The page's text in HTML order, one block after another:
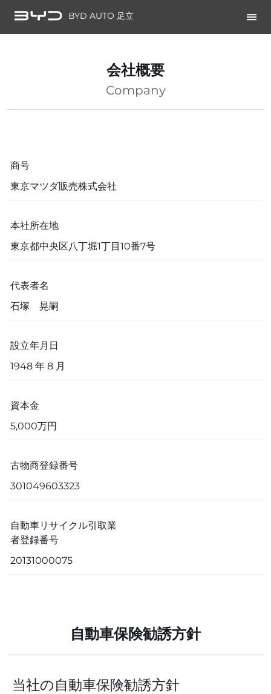
BYD AUTO 足立
会社概要
Company
商号
東京マツダ販売株式会社
本社所在地
東京都中央区八丁堀1丁目10番7号
代表者名
石塚 晃嗣
設立年月日
1948 年 8 月
資本金
5,000万円
古物商登録番号
301049603323
自動車リサイクル引取業
者登録番号
20131000075
自動車保険勧誘方針
当社の自動車保険勧誘方針